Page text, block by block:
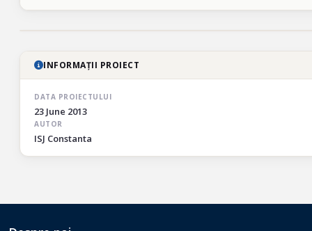
INFORMAȚII PROIECT
DATA PROIECTULUI
23 June 2013
AUTOR
ISJ Constanta